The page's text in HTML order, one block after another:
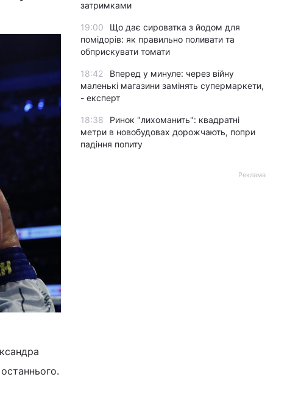
затримками
19:00
Що дає сироватка з йодом для
помідорів: як правильно поливати та
обприскувати томати
18:42
Вперед у минуле: через війну
маленькі магазини замінять супермаркети,
- експерт
18:38
Ринок "лихоманить": квадратні
метри в новобудовах дорожчають, попри
падіння попиту
Реклама